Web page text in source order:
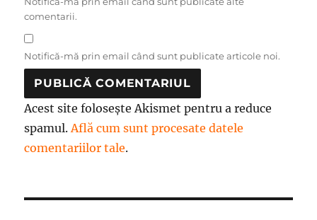
comentarii.
Notifică-mă prin email când sunt publicate articole noi.
Acest site folosește Akismet pentru a reduce
spamul. Află cum sunt procesate datele
comentariilor tale.